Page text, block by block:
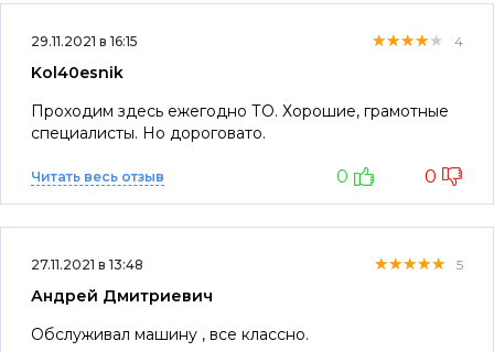
29.11.2021 в 16:15 ★★★★★
★★★★★
★★★★★ 4
Kol40esnik
Проходим здесь ежегодно ТО. Хорошие, грамотные
специалисты. Но дороговато.
Читать весь отзыв 0 0
27.11.2021 в 13:48 ★★★★★
★★★★★
★★★★★ 5
Андрей Дмитриевич
Обслуживал машину , все классно.